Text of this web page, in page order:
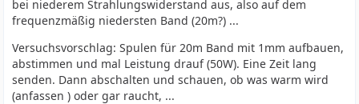
bei niederem Strahlungswiderstand aus, also auf dem
frequenzmäßig niedersten Band (20m?) ...
Versuchsvorschlag: Spulen für 20m Band mit 1mm aufbauen,
abstimmen und mal Leistung drauf (50W). Eine Zeit lang
senden. Dann abschalten und schauen, ob was warm wird
(anfassen ) oder gar raucht, ...